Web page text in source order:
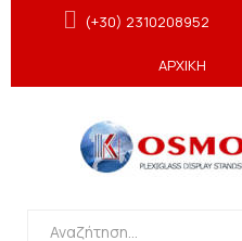
(+30) 2310208952
ΑΡΧΙΚΗ